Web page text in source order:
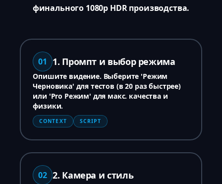
финального 1080p HDR производства.
01 1. Промпт и выбор режима
Опишите видение. Выберите 'Режим
Черновика' для тестов (в 20 раз быстрее)
или 'Pro Режим' для макс. качества и
физики.
CONTEXT SCRIPT
02 2. Камера и стиль